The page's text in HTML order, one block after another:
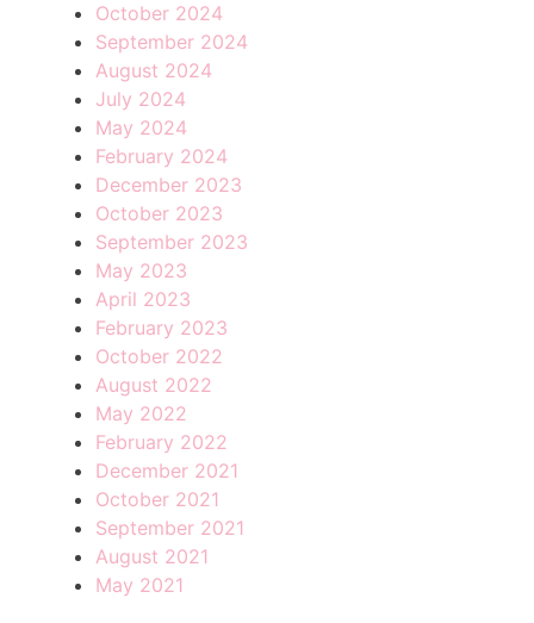
October 2024
September 2024
August 2024
July 2024
May 2024
February 2024
December 2023
October 2023
September 2023
May 2023
April 2023
February 2023
October 2022
August 2022
May 2022
February 2022
December 2021
October 2021
September 2021
August 2021
May 2021